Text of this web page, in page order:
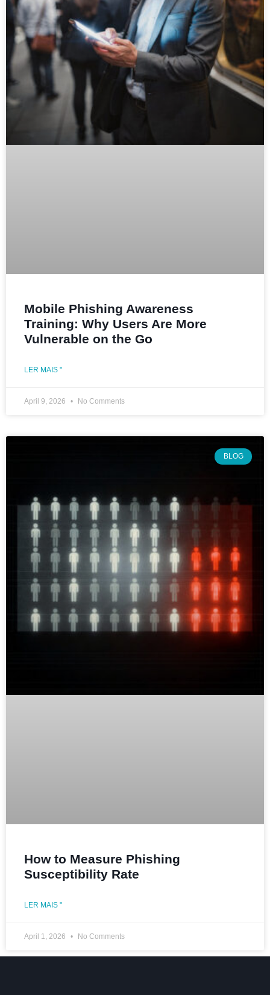
Mobile Phishing Awareness
Training: Why Users Are More
Vulnerable on the Go
LER MAIS "
April 9, 2026 No Comments
BLOG
How to Measure Phishing
Susceptibility Rate
LER MAIS "
April 1, 2026 No Comments